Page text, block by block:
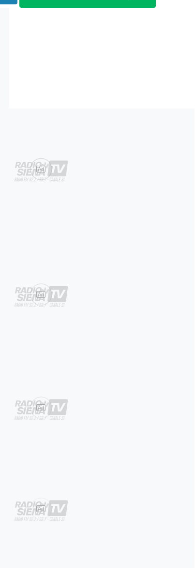
Ad
Ad
Ad
Ad